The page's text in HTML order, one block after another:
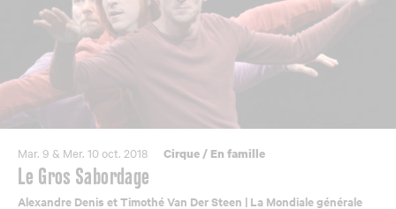
Mar. 9 & Mer. 10 oct. 2018 Cirque/ En famille
Le Gros Sabordage
Alexandre Denis et Timothé Van Der Steen | La Mondiale générale